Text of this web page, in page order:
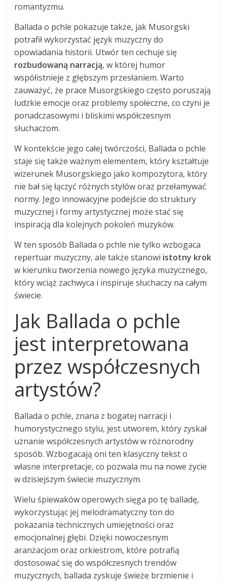
romantyzmu.
Ballada o pchle pokazuje także, jak Musorgski
potrafił wykorzystać język muzyczny do
opowiadania historii. Utwór ten cechuje się
rozbudowaną narracją, w której humor
współistnieje z głębszym przesłaniem. Warto
zauważyć, że prace Musorgskiego często poruszają
ludzkie emocje oraz problemy społeczne, co czyni je
ponadczasowymi i bliskimi współczesnym
słuchaczom.
W kontekście jego całej twórczości, Ballada o pchle
staje się także ważnym elementem, który kształtuje
wizerunek Musorgskiego jako kompozytora, który
nie bał się łączyć różnych stylów oraz przełamywać
normy. Jego innowacyjne podejście do struktury
muzycznej i formy artystycznej może stać się
inspiracją dla kolejnych pokoleń muzyków.
W ten sposób Ballada o pchle nie tylko wzbogaca
repertuar muzyczny, ale także stanowi istotny krok
w kierunku tworzenia nowego języka muzycznego,
który wciąż zachwyca i inspiruje słuchaczy na całym
świecie.
Jak Ballada o pchle
jest interpretowana
przez współczesnych
artystów?
Ballada o pchle, znana z bogatej narracji i
humorystycznego stylu, jest utworem, który zyskał
uznanie współczesnych artystów w różnorodny
sposób. Wzbogacają oni ten klasyczny tekst o
własne interpretacje, co pozwala mu na nowe życie
w dzisiejszym świecie muzycznym.
Wielu śpiewaków operowych sięga po tę balladę,
wykorzystując jej melodramatyczny ton do
pokazania technicznych umiejętności oraz
emocjonalnej głębi. Dzięki nowoczesnym
aranżacjom oraz orkiestrom, które potrafią
dostosować się do współczesnych trendów
muzycznych, ballada zyskuje świeże brzmienie i